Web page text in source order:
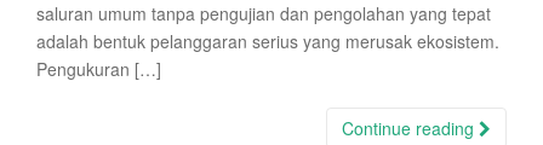
saluran umum tanpa pengujian dan pengolahan yang tepat
adalah bentuk pelanggaran serius yang merusak ekosistem.
Pengukuran […]
Continue reading